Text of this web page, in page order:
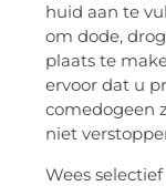
huid aan te
om dode,
plaats te
ervoor dat u
comedogeen
niet
Wees